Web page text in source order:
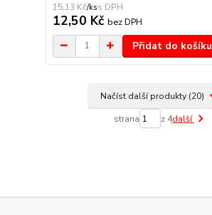
15,13 Kč/ks
12,50 Kč bez DPH
Přidat do košíku
Načíst další produkty (20)
strana z 4další